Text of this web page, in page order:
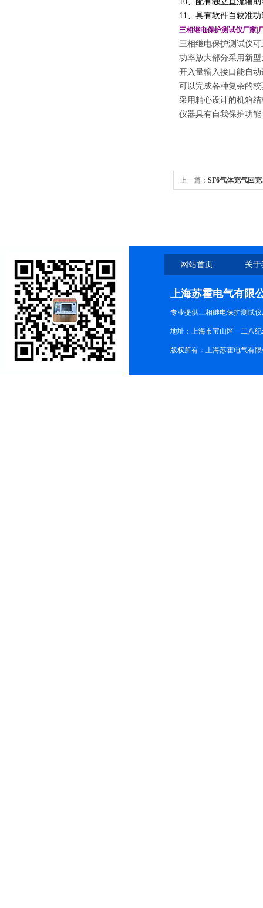
11、具有软件自较准
三相继电保护测试仪厂家|
三相继电保护测试仪
功率放大部分采用新
开入量输入接口能自
可以完成各种复杂的
采用精心设计的机箱
仪器具有自我保护功
上一篇： SF6气体充气回
网站首页 关
上海苏霍电气有限
专业提供三相继电保护测试
地址：上海市宝山区一二八纪
版权所有：上海苏霍电气有